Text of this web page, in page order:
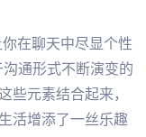
在聊天中尽显个性
通形式不断演变的
些元素结合起来，
活增添了一丝乐趣